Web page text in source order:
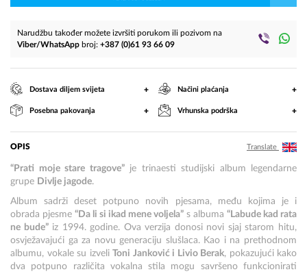
Narudžbu također možete izvršiti porukom ili pozivom na
Viber/WhatsApp broj: +387 (0)61 93 66 09
Dostava diljem svijeta + Načini plaćanja +
Posebna pakovanja + Vrhunska podrška +
OPIS Translate
“Prati moje stare tragove”je trinaesti studijski album legendarne
grupe Divlje jagode.
Album sadrži deset potpuno novih pjesama, među kojima je i
obrada pjesme “Da li si ikad mene voljela” s albuma “Labude kad rata
ne bude”iz 1994. godine. Ova verzija donosi novi sjaj starom hitu,
osvježavajući ga za novu generaciju slušlaca. Kao i na prethodnom
albumu, vokale su izveli Toni Janković i Livio Berak, pokazujući kako
dva potpuno različita vokalna stila mogu savršeno funkcionirati